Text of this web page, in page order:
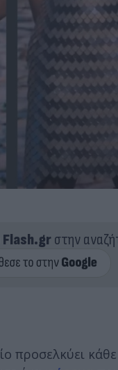
Flash.grστην
προσελκύει